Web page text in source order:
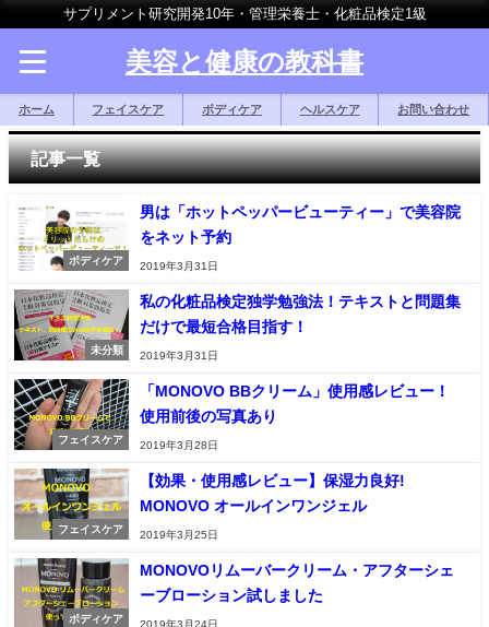
サプリメント研究開発10年・管理栄養士・化粧品検定1級
美容と健康の教科書
ホーム フェイスケア ボディケア ヘルスケア お問い合わせ
記事一覧
ボディケア
男は「ホットペッパービューティー」で美容院
をネット予約
2019年3月31日
未分類
私の化粧品検定独学勉強法！テキストと問題集
だけで最短合格目指す！
2019年3月31日
フェイスケア
「MONOVO BBクリーム」使用感レビュー！
使用前後の写真あり
2019年3月28日
フェイスケア
【効果・使用感レビュー】保湿力良好!
MONOVO オールインワンジェル
2019年3月25日
ボディケア
MONOVOリムーバークリーム・アフターシェ
ーブローション試しました
2019年3月24日